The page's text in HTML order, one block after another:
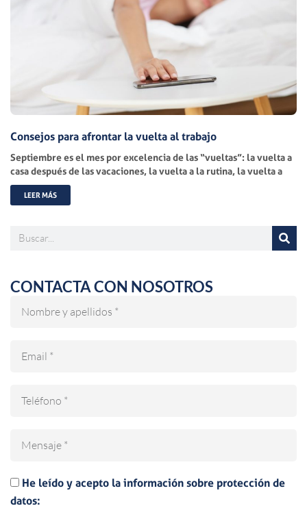
Consejos para afrontar la vuelta al trabajo
Septiembre es el mes por excelencia de las “vueltas”: la vuelta a
casa después de las vacaciones, la vuelta a la rutina, la vuelta a
LEER MÁS
Buscar
CONTACTA CON NOSOTROS
He leído y acepto la información sobre protección de
datos: